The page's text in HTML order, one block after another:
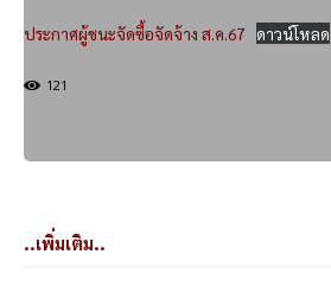
ประกาศผู้ชนะจัดซื้อจัดจ้าง ส.ค.67 ดาวน์โหลด
121
..เพิ่มเติม..